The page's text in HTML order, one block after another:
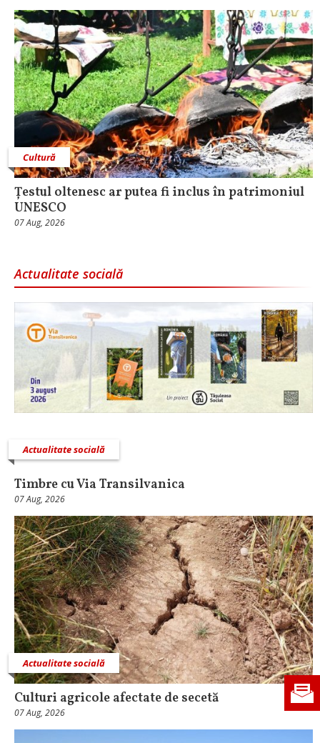
Cultură
Țestul oltenesc ar putea fi inclus în patrimoniul
UNESCO
07 Aug, 2026
Actualitate socială
Actualitate socială
Timbre cu Via Transilvanica
07 Aug, 2026
Actualitate socială
Culturi agricole afectate de secetă
07 Aug, 2026